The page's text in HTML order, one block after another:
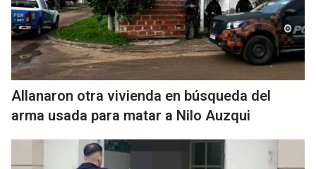
Allanaron otra vivienda en búsqueda del
arma usada para matar a Nilo Auzqui